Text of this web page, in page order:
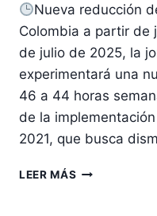
Nueva reducción
Colombia a partir de
de julio de 2025, la
experimentará una
46 a 44 horas
de la
2021, que busca
LEER MÁS NUEVA